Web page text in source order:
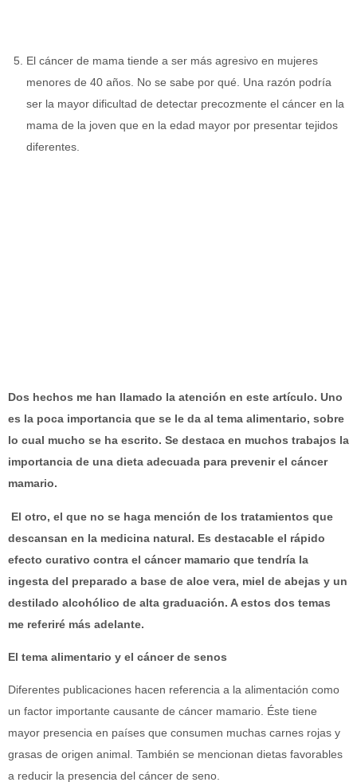
El cáncer de mama tiende a ser más agresivo en mujeres
menores de 40 años. No se sabe por qué. Una razón podría
ser la mayor dificultad de detectar precozmente el cáncer en la
mama de la joven que en la edad mayor por presentar tejidos
diferentes.
Dos hechos me han llamado la atención en este artículo. Uno
es la poca importancia que se le da al tema alimentario, sobre
lo cual mucho se ha escrito. Se destaca en muchos trabajos la
importancia de una dieta adecuada para prevenir el cáncer
mamario.
El otro, el que no se haga mención de los tratamientos que
descansan en la medicina natural. Es destacable el rápido
efecto curativo contra el cáncer mamario que tendría la
ingesta del preparado a base de aloe vera, miel de abejas y un
destilado alcohólico de alta graduación. A estos dos temas
me referiré más adelante.
El tema alimentario y el cáncer de senos
Diferentes publicaciones hacen referencia a la alimentación como
un factor importante causante de cáncer mamario. Éste tiene
mayor presencia en países que consumen muchas carnes rojas y
grasas de origen animal. También se mencionan dietas favorables
a reducir la presencia del cáncer de seno.